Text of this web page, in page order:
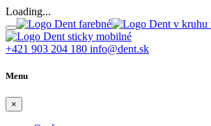
Loading...
+421 903 204 180 info@dent.sk
Menu
×